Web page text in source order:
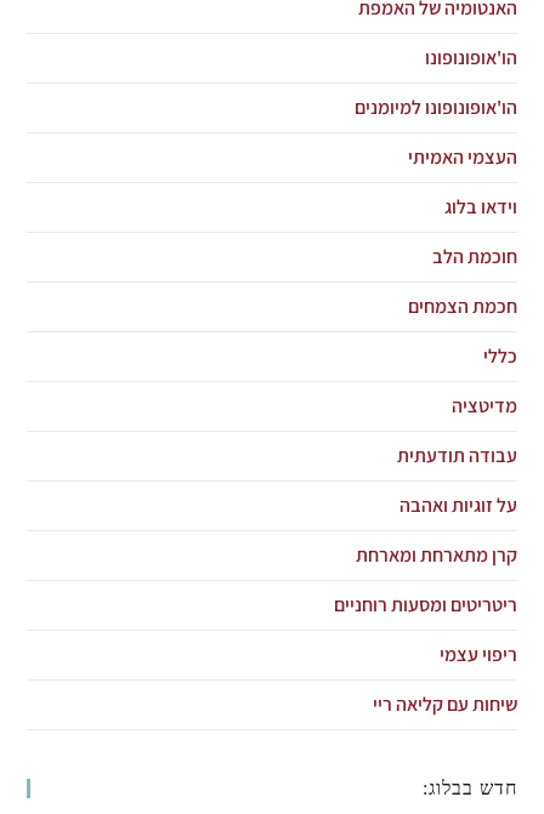
האנטומיה של האמפת
הו'אופונופונו
הו'אופונופונו למיומנים
העצמי האמיתי
וידאו בלוג
חוכמת הלב
חכמת הצמחים
כללי
מדיטציה
עבודה תודעתית
על זוגיות ואהבה
קרן מתארחת ומארחת
ריטריטים ומסעות רוחניים
ריפוי עצמי
שיחות עם קליאה ריי
חדש בבלוג: